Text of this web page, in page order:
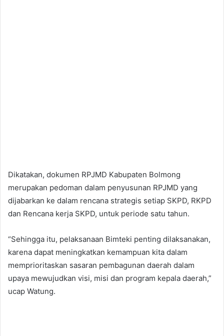
Dikatakan, dokumen RPJMD Kabupaten Bolmong
merupakan pedoman dalam penyusunan RPJMD yang
dijabarkan ke dalam rencana strategis setiap SKPD, RKPD
dan Rencana kerja SKPD, untuk periode satu tahun.
“Sehingga itu, pelaksanaan Bimteki penting dilaksanakan,
karena dapat meningkatkan kemampuan kita dalam
memprioritaskan sasaran pembagunan daerah dalam
upaya mewujudkan visi, misi dan program kepala daerah,”
ucap Watung.